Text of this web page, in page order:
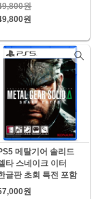
원
원
메탈기어 솔리드
타 스네이크 이터
글판 초회 특전 포함
원